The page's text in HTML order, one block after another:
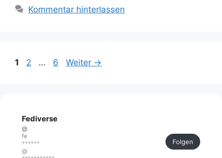
Kommentar hinterlassen
Seite
1 Seite
2 … Seite
6 Weiter →
Fediverse
@
fe
******
@
Folgen